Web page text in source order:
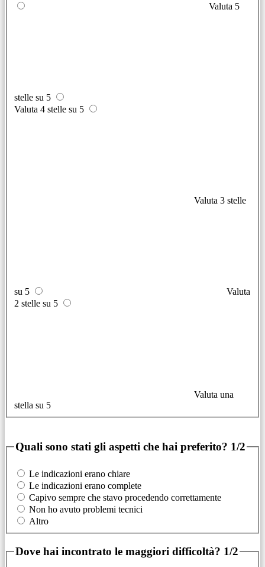
Valuta 5
stelle su 5
Valuta 4 stelle su 5
Valuta 3 stelle
su 5
Valuta
2 stelle su 5
Valuta una
stella su 5
Quali sono stati gli aspetti che hai preferito? 1/2
Le indicazioni erano chiare
Le indicazioni erano complete
Capivo sempre che stavo procedendo correttamente
Non ho avuto problemi tecnici
Altro
Dove hai incontrato le maggiori difficoltà? 1/2